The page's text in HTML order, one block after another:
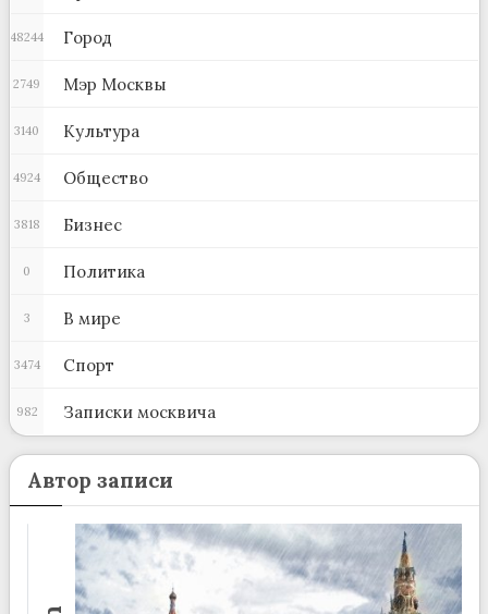
Город
48244
Мэр Москвы
2749
Культура
3140
Общество
4924
Бизнес
3818
Политика
0
В мире
3
Спорт
3474
Записки москвича
982
Автор записи